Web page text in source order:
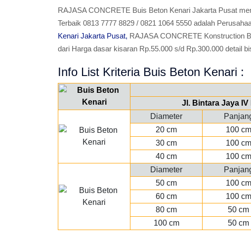
RAJASA CONCRETE Buis Beton Kenari Jakarta Pusat
Terbaik 0813 7777 8829 / 0821 1064 5550 adalah
Kenari Jakarta Pusat, RAJASA CONCRETE Konstruction
dari Harga dasar kisaran Rp.55.000 s/d Rp.300.000 detail
Info List Kriteria Buis Beton Kenari :
Jl. Bintara Jaya
Diameter
20 cm
100 cm
30 cm
100 cm
40 cm
100 cm
Diameter
50 cm
100 cm
60 cm
100 cm
80 cm
50 cm
100 cm
50 cm